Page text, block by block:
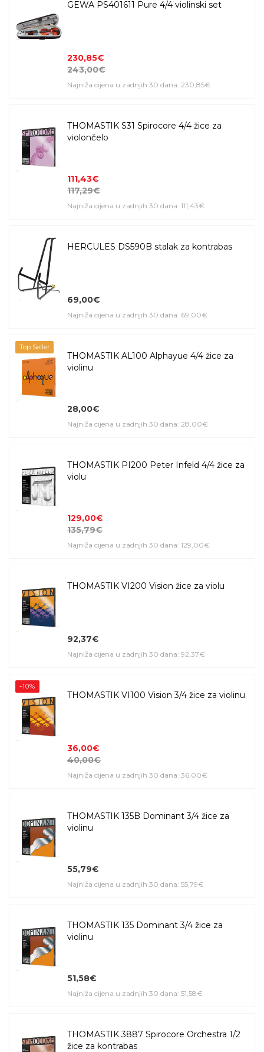
GEWA PS401611 Pure 4/4 violinski set
230,85€
243,00€
Najniža cijena u zadnjih 30 dana: 230,85€
THOMASTIK S31 Spirocore 4/4 žice za
violončelo
111,43€
117,29€
Najniža cijena u zadnjih 30 dana: 111,43€
HERCULES DS590B stalak za kontrabas
69,00€
Najniža cijena u zadnjih 30 dana: 69,00€
Top Seller
THOMASTIK AL100 Alphayue 4/4 žice za
violinu
28,00€
Najniža cijena u zadnjih 30 dana: 28,00€
THOMASTIK PI200 Peter Infeld 4/4 žice za
violu
129,00€
135,79€
Najniža cijena u zadnjih 30 dana: 129,00€
THOMASTIK VI200 Vision žice za violu
92,37€
Najniža cijena u zadnjih 30 dana: 92,37€
-10%
THOMASTIK VI100 Vision 3/4 žice za violinu
36,00€
40,00€
Najniža cijena u zadnjih 30 dana: 36,00€
THOMASTIK 135B Dominant 3/4 žice za
violinu
55,79€
Najniža cijena u zadnjih 30 dana: 55,79€
THOMASTIK 135 Dominant 3/4 žice za
violinu
51,58€
Najniža cijena u zadnjih 30 dana: 51,58€
THOMASTIK 3887 Spirocore Orchestra 1/2
žice za kontrabas